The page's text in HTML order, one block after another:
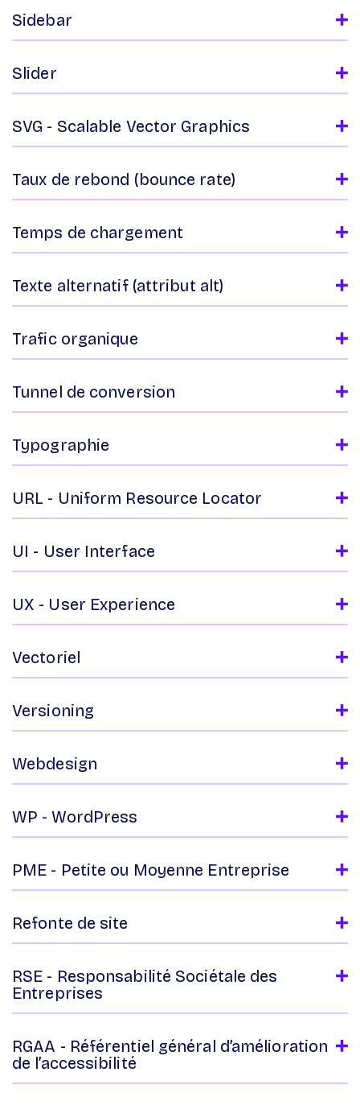
Sidebar
Slider
SVG - Scalable Vector Graphics
Taux de rebond (bounce rate)
Temps de chargement
Texte alternatif (attribut alt)
Trafic organique
Tunnel de conversion
Typographie
URL - Uniform Resource Locator
UI - User Interface
UX - User Experience
Vectoriel
Versioning
Webdesign
WP - WordPress
PME - Petite ou Moyenne Entreprise
Refonte de site
RSE - Responsabilité Sociétale des
Entreprises
RGAA - Référentiel général d’amélioration
de l’accessibilité